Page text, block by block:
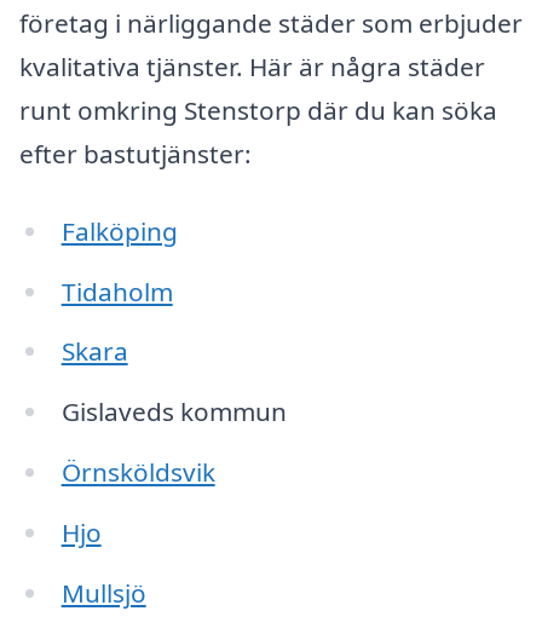
företag i närliggande städer som erbjuder
kvalitativa tjänster. Här är några städer
runt omkring Stenstorp där du kan söka
efter bastutjänster:
Falköping
Tidaholm
Skara
Gislaveds kommun
Örnsköldsvik
Hjo
Mullsjö